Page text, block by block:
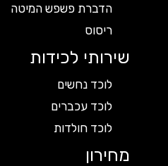
הדברת פשפש המיטה
ריסוס
שירותי לכידות
לוכד נחשים
לוכד עכברים
לוכד חולדות
מחירון